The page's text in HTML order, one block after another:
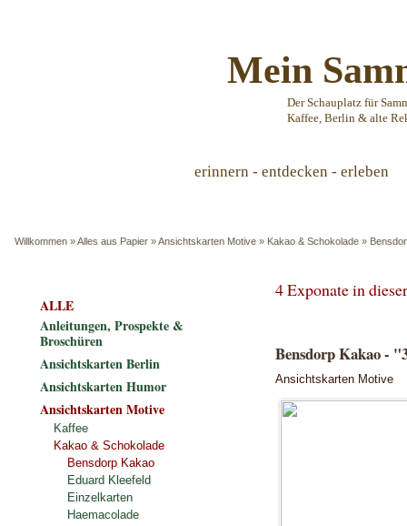
Mein
Der Schauplatz für
Kaffee, Berlin & alte
erinnern - entdecken - erleben
Willkommen »Alles aus Papier »Ansichtskarten Motive » Kakao & Schokolade »
4 Exponate in
Bensdorp Kakao -
Ansichtskarten Motive
ALLE
Anleitungen, Prospekte &
Broschüren
Ansichtskarten Berlin
Ansichtskarten Humor
Ansichtskarten Motive
Kaffee
Kakao & Schokolade
Bensdorp Kakao
Eduard Kleefeld
Einzelkarten
Haemacolade